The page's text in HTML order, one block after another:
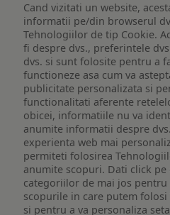
Cand vizitati un website,
informatii pe/din browserul
Tehnologiilor de tip Cookie.
fi despre dvs., preferintele
dvs. si sunt folosite pentru a
functioneze asa cum va
publicitate personalizata si
functionalitati aferente
obicei, informatiile nu va
anumite informatii despre
experienta web mai
permiteti folosirea
anumite scopuri. Dati click
categoriilor de mai jos
scopurile in care putem
si pentru a va personaliza